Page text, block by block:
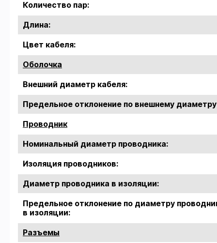
Количество пар:
Длина:
Цвет кабеля:
Оболочка
Внешний диаметр кабеля:
Предельное отклонение по внешнему
Проводник
Номинальный диаметр проводника:
Изоляция проводников:
Диаметр проводника в изоляции:
Предельное отклонение по диаметру
в изоляции:
Разъемы